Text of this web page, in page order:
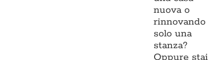
nuova o
rinnovando
solo una
stanza?
Oppure stai